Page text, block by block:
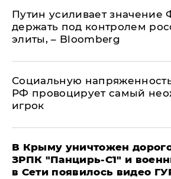
Путин усиливает значение
держать под контролем
элиты, – Bloomberg
Социальную
РФ провоцирует самый
игрок
В Крыму уничтожен
ЗРПК "Панцирь-С1" и
в Сети появилось видео